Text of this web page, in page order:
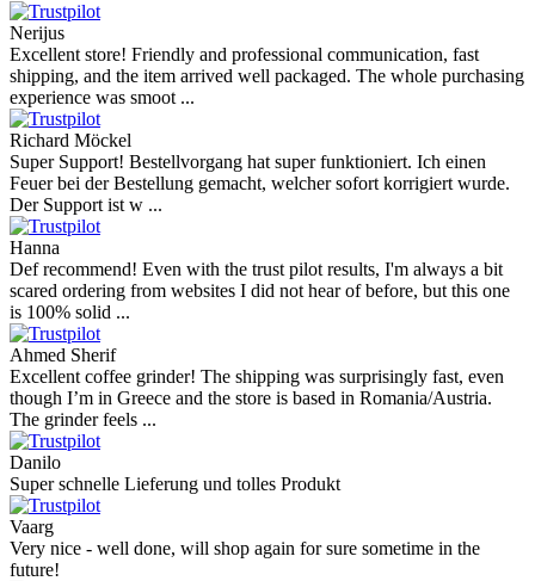
Nerijus
Excellent store! Friendly and professional communication, fast
shipping, and the item arrived well packaged. The whole purchasing
experience was smoot ...
Richard Möckel
Super Support! Bestellvorgang hat super funktioniert. Ich einen
Feuer bei der Bestellung gemacht, welcher sofort korrigiert wurde.
Der Support ist w ...
Hanna
Def recommend! Even with the trust pilot results, I'm always a bit
scared ordering from websites I did not hear of before, but this one
is 100% solid ...
Ahmed Sherif
Excellent coffee grinder! The shipping was surprisingly fast, even
though I’m in Greece and the store is based in Romania/Austria.
The grinder feels ...
Danilo
Super schnelle Lieferung und tolles Produkt
Vaarg
Very nice - well done, will shop again for sure sometime in the
future!